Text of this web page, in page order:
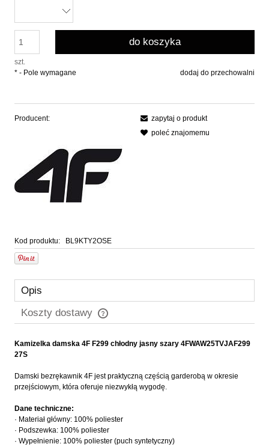
szt.
do koszyka
dodaj do przechowalni
* - Pole wymagane
Producent:
Kod produktu: BL9KTY2OSE
zapytaj o produkt
poleć znajomemu
Opis
Koszty dostawy
Cena nie zawiera ewentualnych kosztów płatności
Kamizelka damska 4F F299 chłodny jasny szary 4FWAW25TVJAF299
27S
Damski bezrękawnik 4F jest praktyczną częścią garderobą w okresie
przejściowym, która oferuje niezwykłą wygodę.
Dane techniczne:
· Materiał główny: 100% poliester
· Podszewka: 100% poliester
· Wypełnienie: 100% poliester (puch syntetyczny)